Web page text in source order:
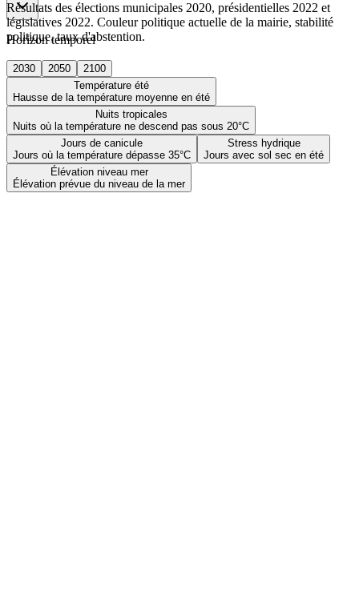
Horizon temporel
2030 2050
2100
Température été
Hausse de la température moyenne en été
Nuits tropicales
Nuits où la température ne descend pas sous 20°C
Jours de canicule
Jours où la température dépasse 35°C
Stress hydrique
Jours avec sol sec en été
Élévation niveau mer
Élévation prévue du niveau de la mer
Résultats des élections municipales 2020, présidentielles 2022 et
législatives 2022. Couleur politique actuelle de la mairie, stabilité
politique, taux d'abstention.